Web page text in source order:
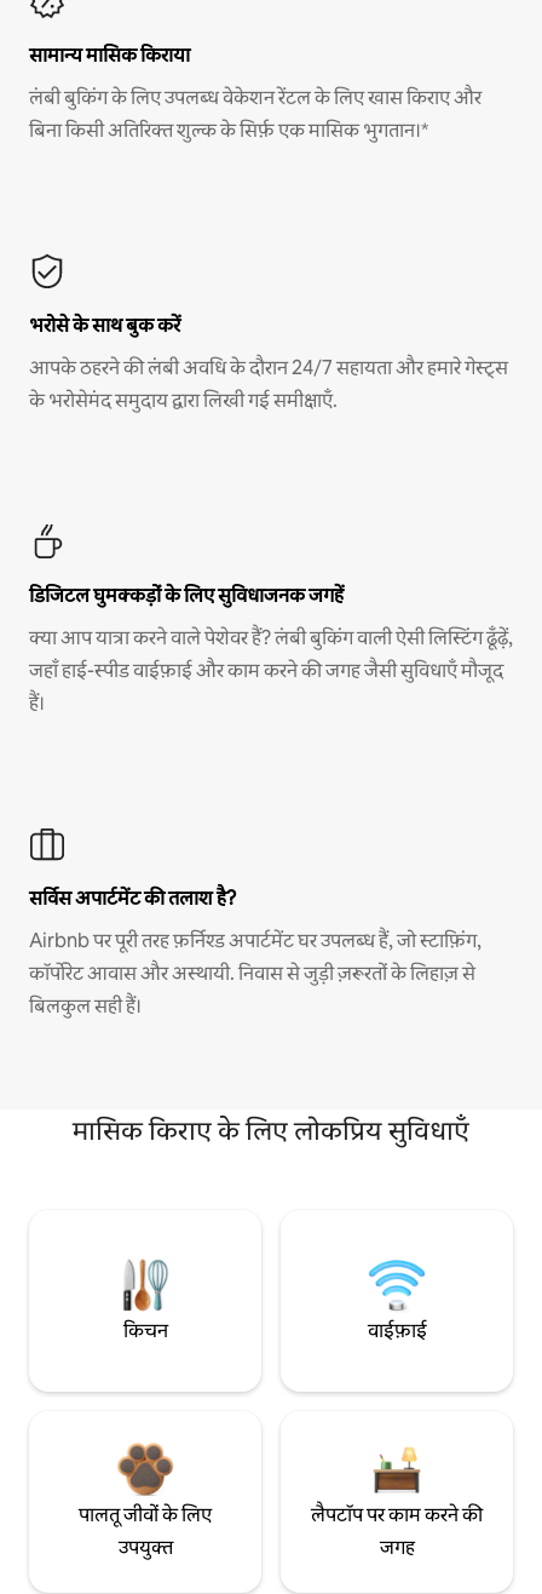
सामान्य मासिक किराया
लंबी बुकिंग के लिए उपलब्ध वेकेशन रेंटल के लिए खास किराए और
बिना किसी अतिरिक्त शुल्क के सिर्फ़ एक मासिक भुगतान।*
भरोसे के साथ बुक करें
आपके ठहरने की लंबी अवधि के दौरान 24/7 सहायता और हमारे गेस्ट्स
के भरोसेमंद समुदाय द्वारा लिखी गई समीक्षाएँ.
डिजिटल घुमक्कड़ों के लिए सुविधाजनक जगहें
क्या आप यात्रा करने वाले पेशेवर हैं? लंबी बुकिंग वाली ऐसी लिस्टिंग ढूँढ़ें,
जहाँ हाई-स्पीड वाईफ़ाई और काम करने की जगह जैसी सुविधाएँ मौजूद
हैं।
सर्विस अपार्टमेंट की तलाश है?
Airbnb पर पूरी तरह फ़र्निश्ड अपार्टमेंट घर उपलब्ध हैं, जो स्टाफ़िंग,
कॉर्पोरेट आवास और अस्थायी. निवास से जुड़ी ज़रूरतों के लिहाज़ से
बिलकुल सही हैं।
मासिक किराए के लिए लोकप्रिय सुविधाएँ
किचन वाईफ़ाई
पालतू जीवों के लिए
उपयुक्त
लैपटॉप पर काम करने की
जगह